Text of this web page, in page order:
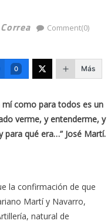
Comment(0)
0 Más
mí como para todos es un
verme, y entenderme, y
qué era…” José Martí.
la confirmación de que
Martí y Navarro,
natural de